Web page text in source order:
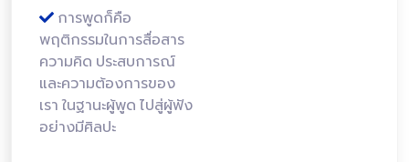
การพูดก็คือ
พฤติกรรมในการสื่อสาร
ความคิด ประสบการณ์
และความต้องการของ
เรา ในฐานะผู้พูด ไปสู่ผู้ฟัง
อย่างมีศิลปะ